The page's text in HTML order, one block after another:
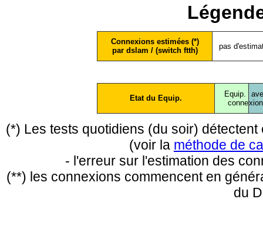
Connexions estimées (*)
par dslam / (switch ftth)
pas
Etat du Equip.
Equip.
conne
(*) Les tests quotidiens (du soir)
(voir la méthode de
- l'erreur sur l'estimation des
(**) les connexions commencent en
du